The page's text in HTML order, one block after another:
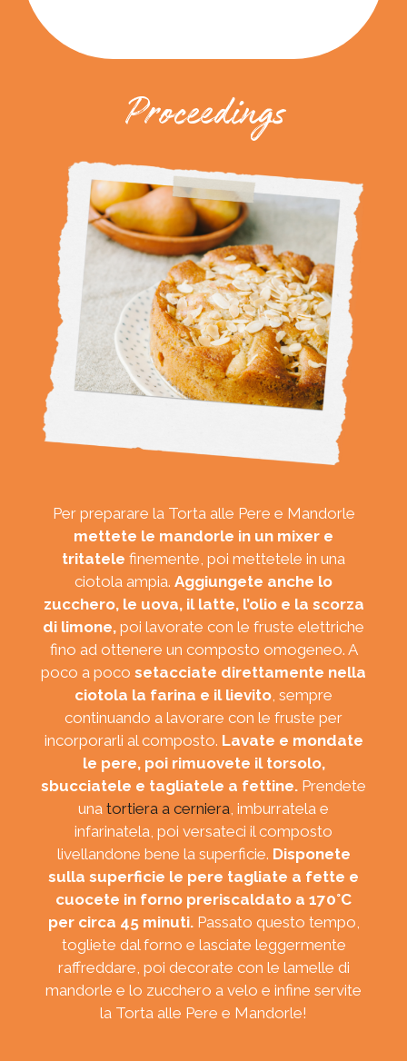
Proceedings
Per preparare la Torta alle Pere e Mandorle
mettete le mandorle in un mixer e
tritatele finemente, poi mettetele in una
ciotola ampia. Aggiungete anche lo
zucchero, le uova, il latte, l’olio e la scorza
di limone, poi lavorate con le fruste elettriche
fino ad ottenere un composto omogeneo. A
poco a poco setacciate direttamente nella
ciotola la farina e il lievito, sempre
continuando a lavorare con le fruste per
incorporarli al composto. Lavate e mondate
le pere, poi rimuovete il torsolo,
sbucciatele e tagliatele a fettine. Prendete
una tortiera a cerniera, imburratela e
infarinatela, poi versateci il composto
livellandone bene la superficie. Disponete
sulla superficie le pere tagliate a fette e
cuocete in forno preriscaldato a 170°C
per circa 45 minuti.Passato questo tempo,
togliete dal forno e lasciate leggermente
raffreddare, poi decorate con le lamelle di
mandorle e lo zucchero a velo e infine servite
la Torta alle Pere e Mandorle!